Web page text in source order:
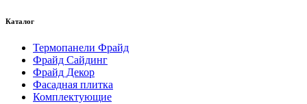
Каталог
Термопанели Фрайд
Фрайд Сайдинг
Фрайд Декор
Фасадная плитка
Комплектующие